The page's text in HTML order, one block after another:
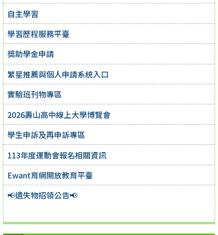
自主學習
學習歷程服務平臺
獎助學金申請
繁星推薦與個人申請系統入口
實驗班刊物專區
2026壽山高中線上大學博覽會
學生申訴及再申訴專區
113年度運動會報名相關資訊
Ewant育網開放教育平臺
📢遺失物招領公告📢